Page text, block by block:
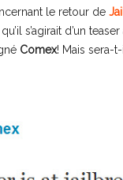
le retour de
s’agirait d’un
Comex! Mais sera-